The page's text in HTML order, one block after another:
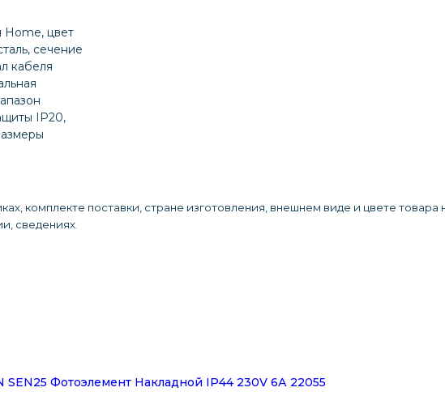
Home, цвет
сечение
кабеля
IP20,
комплекте поставки, стране изготовления, внешнем виде и цвете
сведениях.
Фотоэлемент Накладной IP44 230V 6А 22055